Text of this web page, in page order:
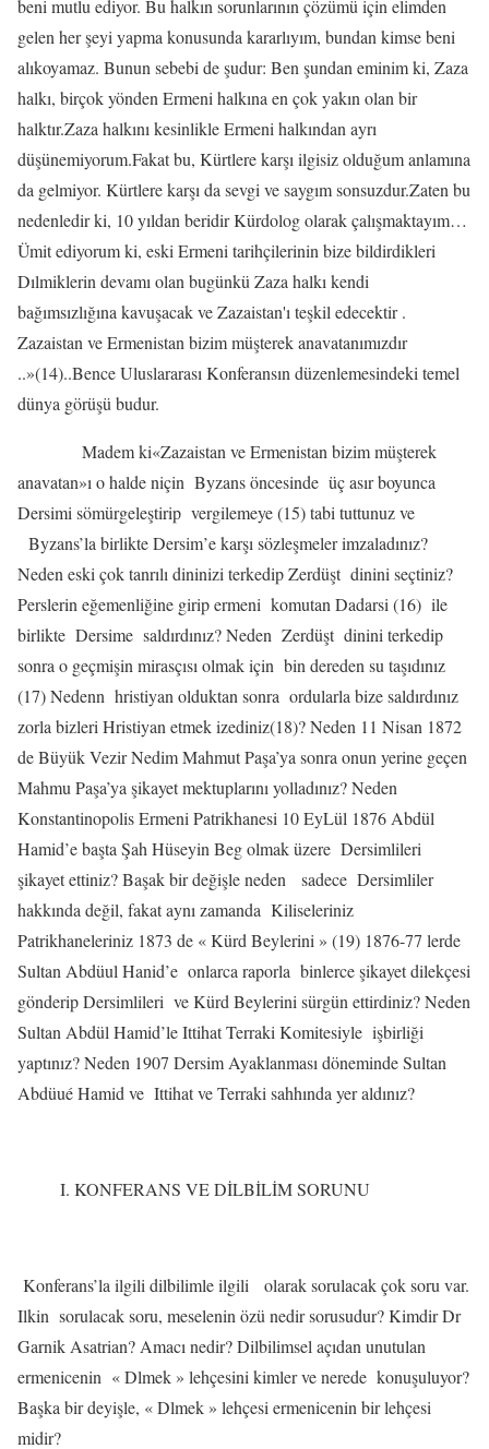
beni mutlu ediyor. Bu halkın sorunlarının çözümü için elimden
gelen her şeyi yapma konusunda kararlıyım, bundan kimse beni
alıkoyamaz. Bunun sebebi de şudur: Ben şundan eminim ki, Zaza
halkı, birçok yönden Ermeni halkına en çok yakın olan bir
halktır.Zaza halkını kesinlikle Ermeni halkından ayrı
düşünemiyorum.Fakat bu, Kürtlere karşı ilgisiz olduğum anlamına
da gelmiyor. Kürtlere karşı da sevgi ve saygım sonsuzdur.Zaten bu
nedenledir ki, 10 yıldan beridir Kürdolog olarak çalışmaktayım…
Ümit ediyorum ki, eski Ermeni tarihçilerinin bize bildirdikleri
Dılmiklerin devamı olan bugünkü Zaza halkı kendi
bağımsızlığına kavuşacak ve Zazaistan'ı teşkil edecektir .
Zazaistan ve Ermenistan bizim müşterek anavatanımızdır
..»(14)..Bence Uluslararası Konferansın düzenlemesindeki temel
dünya görüşü budur.
Madem ki«Zazaistan ve Ermenistan bizim müşterek
anavatan»ı o halde niçin Byzans öncesinde üç asır boyunca
Dersimi sömürgeleştirip vergilemeye (15) tabi tuttunuz ve
Byzans’la birlikte Dersim’e karşı sözleşmeler imzaladınız?
Neden eski çok tanrılı dininizi terkedip Zerdüşt dinini seçtiniz?
Perslerin eğemenliğine girip ermeni komutan Dadarsi (16) ile
birlikte Dersime saldırdınız? Neden Zerdüşt dinini terkedip
sonra o geçmişin mirasçısı olmak için bin dereden su taşıdınız
(17) Nedenn hristiyan olduktan sonra ordularla bize saldırdınız
zorla bizleri Hristiyan etmek izediniz(18)? Neden 11 Nisan 1872
de Büyük Vezir Nedim Mahmut Paşa’ya sonra onun yerine geçen
Mahmu Paşa’ya şikayet mektuplarını yolladınız? Neden
Konstantinopolis Ermeni Patrikhanesi 10 EyLül 1876 Abdül
Hamid’e başta Şah Hüseyin Beg olmak üzere Dersimlileri
şikayet ettiniz? Başak bir değişle neden
sadece Dersimliler
hakkında değil, fakat aynı zamanda Kiliseleriniz
Patrikhaneleriniz 1873 de « Kürd Beylerini » (19) 1876-77 lerde
Sultan Abdüul Hanid’e onlarca raporla binlerce şikayet dilekçesi
gönderip Dersimlileri ve Kürd Beylerini sürgün ettirdiniz? Neden
Sultan Abdül Hamid’le Ittihat Terraki Komitesiyle işbirliği
yaptınız? Neden 1907 Dersim Ayaklanması döneminde Sultan
Abdüué Hamid ve Ittihat ve Terraki sahhında yer aldınız?
I. KONFERANS VE DİLBİLİM SORUNU
Konferans’la ilgili dilbilimle ilgili
olarak sorulacak çok soru var.
Ilkin sorulacak soru, meselenin özü nedir sorusudur? Kimdir Dr
Garnik Asatrian? Amacı nedir? Dilbilimsel açıdan unutulan
ermenicenin « Dlmek » lehçesini kimler ve nerede konuşuluyor?
Başka bir deyişle, « Dlmek » lehçesi ermenicenin bir lehçesi
midir?